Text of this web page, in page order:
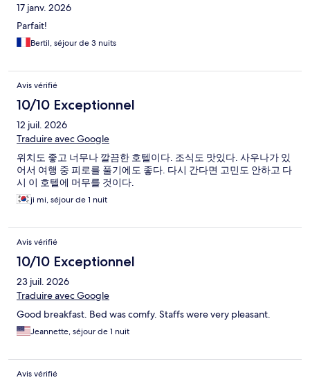
17 janv. 2026
Parfait!
Bertil, séjour de 3 nuits
Avis vérifié
10/10 Exceptionnel
12 juil. 2026
Traduire avec Google
위치도 좋고 너무나 깔끔한 호텔이다. 조식도 맛있다. 사우나가 있
어서 여행 중 피로를 풀기에도 좋다. 다시 간다면 고민도 안하고 다
시 이 호텔에 머무를 것이다.
ji mi, séjour de 1 nuit
Avis vérifié
10/10 Exceptionnel
23 juil. 2026
Traduire avec Google
Good breakfast. Bed was comfy. Staffs were very pleasant.
Jeannette, séjour de 1 nuit
Avis vérifié